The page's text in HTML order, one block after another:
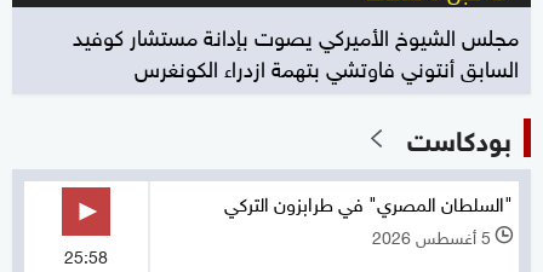
مجلس الشيوخ الأميركي يصوت بإدانة مستشار كوفيد
السابق أنتوني فاوتشي بتهمة ازدراء الكونغرس
بودكاست
"السلطان المصري" في طرابزون التركي
l 5 أغسطس 2026
25:58